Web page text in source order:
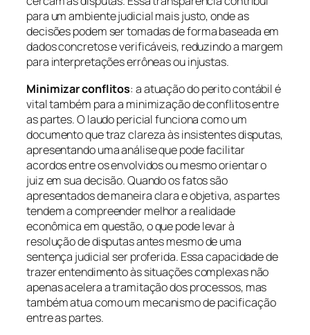
para um ambiente judicial mais justo, onde as
decisões podem ser tomadas de forma baseada em
dados concretos e verificáveis, reduzindo a margem
para interpretações errôneas ou injustas.
Minimizar conflitos: a atuação do perito contábil é
vital também para a minimização de conflitos entre
as partes. O laudo pericial funciona como um
documento que traz clareza às insistentes disputas,
apresentando uma análise que pode facilitar
acordos entre os envolvidos ou mesmo orientar o
juiz em sua decisão. Quando os fatos são
apresentados de maneira clara e objetiva, as partes
tendem a compreender melhor a realidade
econômica em questão, o que pode levar à
resolução de disputas antes mesmo de uma
sentença judicial ser proferida. Essa capacidade de
trazer entendimento às situações complexas não
apenas acelera a tramitação dos processos, mas
também atua como um mecanismo de pacificação
entre as partes.